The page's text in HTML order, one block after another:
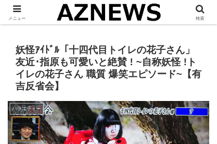
「 見たい・役立つ・面白い 」をお伝えします。
妖怪ｱｲﾄﾞﾙ「十四代目トイレの花子さん」
友近･指原も可愛いと絶賛 ! ~自称妖怪 !ト
イレの花子さん 職質 爆笑エピソード~【有
吉反省会】
バラエティー
メニュー 検索